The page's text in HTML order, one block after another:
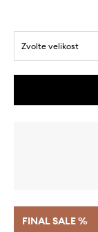
Zvolte velikost
FINAL SALE %